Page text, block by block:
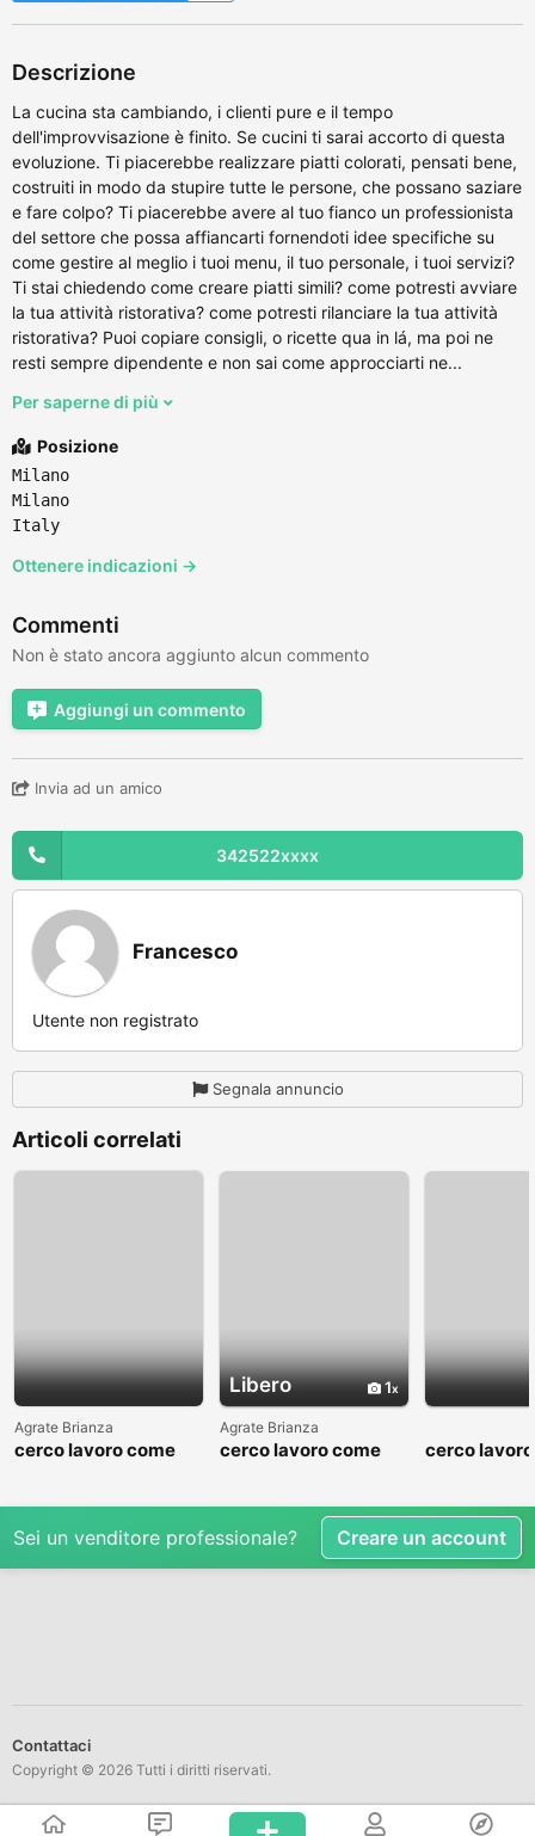
Descrizione
La cucina sta cambiando, i clienti pure e il tempo
dell'improvvisazione è finito. Se cucini ti sarai accorto di questa
evoluzione. Ti piacerebbe realizzare piatti colorati, pensati bene,
costruiti in modo da stupire tutte le persone, che possano saziare
e fare colpo? Ti piacerebbe avere al tuo fianco un professionista
del settore che possa affiancarti fornendoti idee specifiche su
come gestire al meglio i tuoi menu, il tuo personale, i tuoi servizi?
Ti stai chiedendo come creare piatti simili? come potresti avviare
la tua attività ristorativa? come potresti rilanciare la tua attività
ristorativa? Puoi copiare consigli, o ricette qua in lá, ma poi ne
resti sempre dipendente e non sai come approcciarti ne...
Per saperne di più
Posizione
Milano
Milano
Italy
Ottenere indicazioni →
Commenti
Non è stato ancora aggiunto alcun commento
Aggiungi un commento
Invia ad un amico
342522xxxx
Francesco
Utente non registrato
Segnala annuncio
Articoli correlati
Agrate Brianza
cerco lavoro come
Libero 1
Agrate Brianza
cerco lavoro come
cerco
Sei un venditore professionale? Creare un account
Contattaci
Copyright © 2026 Tutti i diritti riservati.